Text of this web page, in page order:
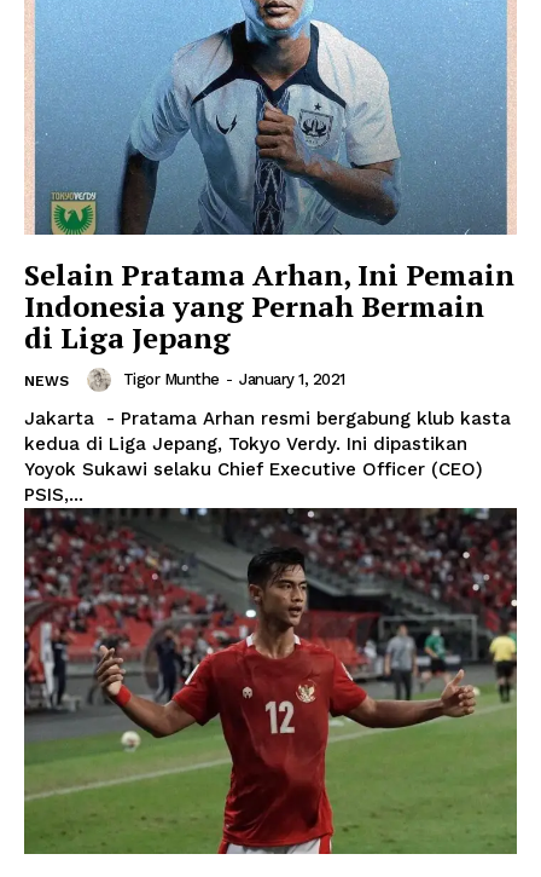
Selain Pratama Arhan, Ini Pemain
Indonesia yang Pernah Bermain
di Liga Jepang
NEWS Tigor Munthe - January 1, 2021
Jakarta - Pratama Arhan resmi bergabung klub kasta
kedua di Liga Jepang, Tokyo Verdy. Ini dipastikan
Yoyok Sukawi selaku Chief Executive Officer (CEO)
PSIS,...